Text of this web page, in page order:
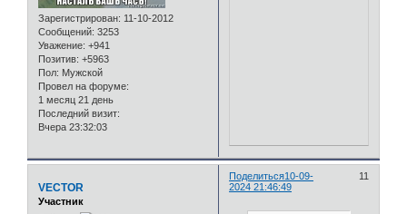
Зарегистрирован: 11-10-2012
Сообщений: 3253
Уважение: +941
Позитив: +5963
Пол: Мужской
Провел на форуме:
1 месяц 21 день
Последний визит:
Вчера 23:32:03
Поделиться 11
10-09-
2024 21:46:49
VECTOR
Участник